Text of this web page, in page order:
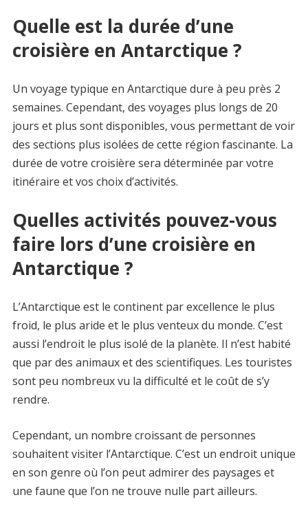
Quelle est la durée d’une
croisière en Antarctique ?
Un voyage typique en Antarctique dure à peu près 2
semaines. Cependant, des voyages plus longs de 20
jours et plus sont disponibles, vous permettant de voir
des sections plus isolées de cette région fascinante. La
durée de votre croisière sera déterminée par votre
itinéraire et vos choix d’activités.
Quelles activités pouvez-vous
faire lors d’une croisière en
Antarctique ?
L’Antarctique est le continent par excellence le plus
froid, le plus aride et le plus venteux du monde. C’est
aussi l’endroit le plus isolé de la planète. Il n’est habité
que par des animaux et des scientifiques. Les touristes
sont peu nombreux vu la difficulté et le coût de s’y
rendre.
Cependant, un nombre croissant de personnes
souhaitent visiter l’Antarctique. C’est un endroit unique
en son genre où l’on peut admirer des paysages et
une faune que l’on ne trouve nulle part ailleurs.